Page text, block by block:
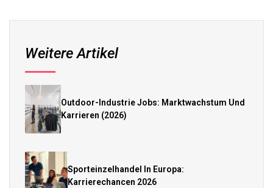
Weitere Artikel
Outdoor-Industrie Jobs: Marktwachstum Und
Karrieren (2026)
Sporteinzelhandel In Europa:
Karrierechancen 2026